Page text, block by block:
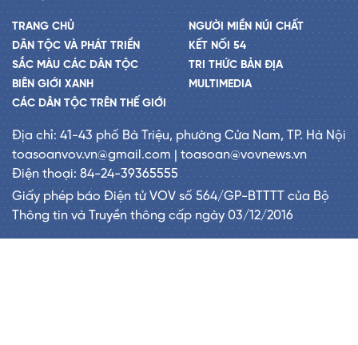
TRANG CHỦ
DÂN TỘC VÀ PHÁT TRIỂN
SẮC MÀU CÁC DÂN TỘC
BIÊN GIỚI XANH
CÁC DÂN TỘC TRÊN THẾ GIỚI
NGƯỜI MIỀN NÚI CHẤT
KẾT NỐI 54
TRI THỨC BẢN ĐỊA
MULTIMEDIA
Địa chỉ: 41-43 phố Bà Triệu, phường Cửa Nam, TP. Hà Nội
toasoanvov.vn@gmail.com | toasoan@vovnews.vn
Điện thoại: 84-24-39365555
Giấy phép báo Điện tử VOV số 564/GP-BTTTT của Bộ
Thông tin và Truyền thông cấp ngày 03/12/2016